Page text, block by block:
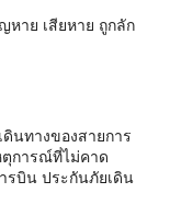
หาย เสียหาย ถูกลัก
นทางของสายการ
ตุการณ์ที่ไม่คาด
รบิน ประกันภัยเดิน